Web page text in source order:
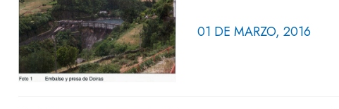
01 DE MARZO, 2016